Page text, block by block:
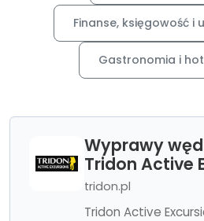
Finanse, księgowość i
Gastronomia i
Wyprawy
Tridon Active
tridon.pl
Tridon Active